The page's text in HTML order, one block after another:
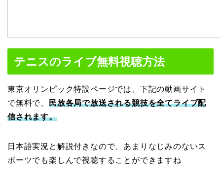
テニスのライブ無料視聴方法
東京オリンピック特設ページでは、下記の動画サイト
で無料で、 民放各局で放送される競技を全てライブ配
信されます。
日本語実況と解説付きなので、あまりなじみのないス
ポーツでも楽しんで視聴することができますね